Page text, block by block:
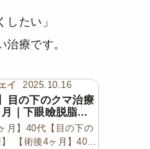
たい」
療です。
イ 2025.10.16
目の下のクマ治療
｜下眼瞼脱脂＋
切除＋ピコトーニ
月】40代【目の下の
【術後4ヶ月】40代